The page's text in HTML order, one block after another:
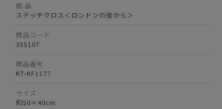
商 品
ステッチクロス＜ロンドンの街から＞
商品コード
355107
商品番号
KT-KF1177
サイズ
約50×40cm